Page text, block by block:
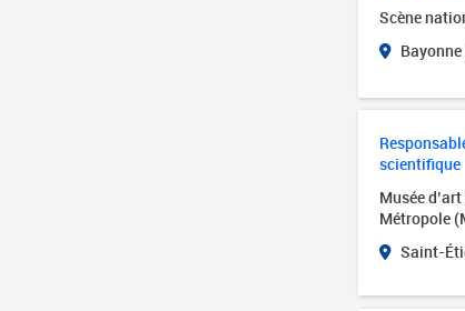
Scène
scientifique
Musée
Métropole
Saint-